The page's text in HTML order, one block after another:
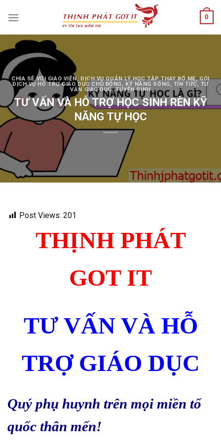
0
CHIA SẺ VỚI GIÁO VIÊN, DỊCH VỤ QUẢN LÝ HỌC TẬP THAY BỐ MẸ,GÓI
DỊCH VỤ HỖ TRỢ GIÁO DỤC CHỦ ĐỘNG, KỸ NĂNG SỐNG, TIN TỨC, TƯ
VẤN GIÁO DỤC,TUYỂN SINH
TƯ VẤN VÀ HỖ TRỢ HỌC SINH RÈN KỸ
NĂNG TỰ HỌC
Post Views: 201
THỊNH PHÁT
GOT IT
TƯ VẤN VÀ HỖ
TRỢ GIÁO DỤC
Quý phụ huynh trên mọi miền tổ
quốc thân mến!